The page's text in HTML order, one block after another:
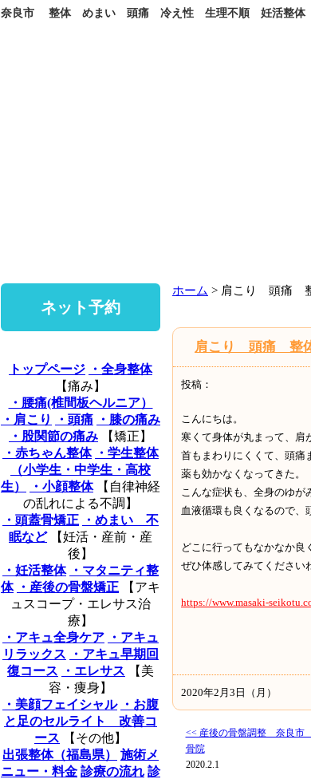
奈良市 整体 めまい 頭痛 冷え性 生理不順 妊活整
トップページ
・全身整体
【痛み】
・腰痛(椎間板ヘルニア）
・肩こり
・頭痛
・膝の痛み
・股関節の痛み
【矯正】
・赤ちゃん整体
・学生整体
（小学生・中学生・高校
生）
・小顔整体
【自律神経
の乱れによる不調】
・頭蓋骨矯正
・めまい 不
眠など
【妊活・産前・産
後】
・妊活整体
・マタニティ整
体
・産後の骨盤矯正
【アキ
ュスコープ・エレサス治
療】
・アキュ全身ケア
・アキュ
リラックス
・アキュ早期回
復コース
・エレサス
【美
容・痩身】
・美顔フェイシャル
・お腹
と足のセルライト 改善コ
ース
【その他】
出張整体（福島県）
施術メ
ニュー・料金 診療の流れ 診
ホーム > 肩こり 頭痛
肩こり 頭痛 整
投稿：
こんにちは。
寒くて身体が丸まって、肩
首もまわりにくくて、頭痛
薬も効かなくなってきた。
こんな症状も、全身のゆが
血液循環も良くなるので、
どこに行ってもなかなか良
ぜひ体感してみてください
https://www.masaki-
2020年2月3日（月）
<< 産後の骨盤調整 奈良
骨院
2020.2.1